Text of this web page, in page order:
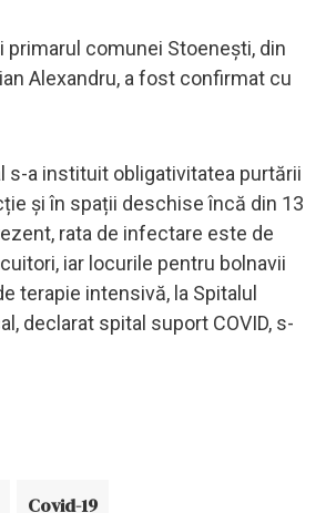
primarul comunei Stoenești, din
Alexandru, a fost confirmat cu
s-a instituit obligativitatea purtării
și în spații deschise încă din 13
rata de infectare este de
iar locurile pentru bolnavii
terapie intensivă, la Spitalul
declarat spital suport COVID, s-
Covid-19